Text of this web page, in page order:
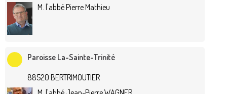
M. l'abbé Pierre Mathieu
Paroisse La-Sainte-Trinité
88520 BERTRIMOUTIER